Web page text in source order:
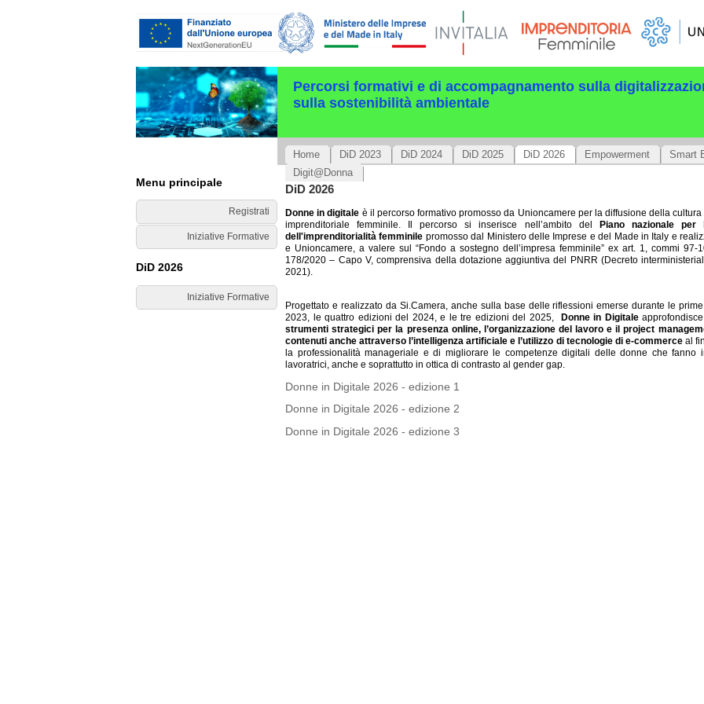
Percorsi formativi e di accompagnamento sulla
sulla sostenibilità ambientale
Home DiD 2023 DiD 2024 DiD 2025 DiD 2026 Empowerment
Smart
Digit@Donna
Menu principale
Registrati
Iniziative Formative
DiD 2026
Iniziative Formative
DiD 2026
Donne in digitale è il percorso formativo promosso da Unioncamere per la diffusione della
imprenditoriale femminile. Il percorso si inserisce nell’ambito del Piano nazionale per
dell'imprenditorialità femminile promosso dal Ministero delle Imprese e del Made in Italy e
e Unioncamere, a valere sul “Fondo a sostegno dell’impresa femminile” ex art. 1, commi 97-
178/2020 – Capo V, comprensiva della dotazione aggiuntiva del PNRR (Decreto
2021).
Progettato e realizzato da Si.Camera, anche sulla base delle riflessioni emerse durante le
2023, le quattro edizioni del 2024, e le tre edizioni del 2025,
Donne in Digitaleapprofondisce
strumenti strategici per la presenza online, l’organizzazione del lavoro e il project
contenuti anche attraverso l’intelligenza artificiale e l’utilizzo di tecnologie di e-commerce al
la professionalità manageriale e di migliorare le competenze digitali delle donne che fanno
lavoratrici, anche e soprattutto in ottica di contrasto al gender gap.
Donne in Digitale 2026 - edizione 1
Donne in Digitale 2026 - edizione 2
Donne in Digitale 2026 - edizione 3